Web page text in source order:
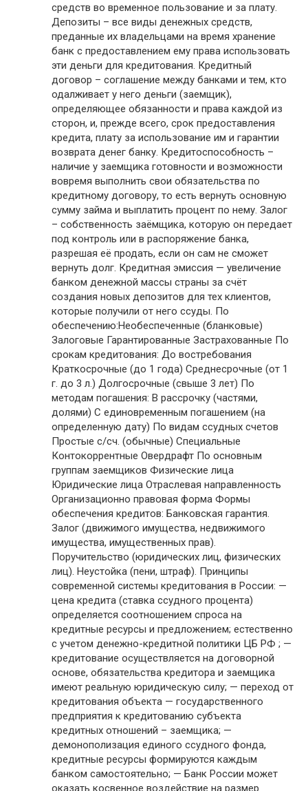
средств во временное пользование и за плату.
Депозиты – все виды денежных средств,
преданные их владельцами на время хранение
банк с предоставлением ему права использовать
эти деньги для кредитования. Кредитный
договор – соглашение между банками и тем, кто
одалживает у него деньги (заемщик),
определяющее обязанности и права каждой из
сторон, и, прежде всего, срок предоставления
кредита, плату за использование им и гарантии
возврата денег банку. Кредитоспособность –
наличие у заемщика готовности и возможности
вовремя выполнить свои обязательства по
кредитному договору, то есть вернуть основную
сумму займа и выплатить процент по нему. Залог
– собственность заёмщика, которую он передает
под контроль или в распоряжение банка,
разрешая её продать, если он сам не сможет
вернуть долг. Кредитная эмиссия — увеличение
банком денежной массы страны за счёт
создания новых депозитов для тех клиентов,
которые получили от него ссуды. По
обеспечению:Необеспеченные (бланковые)
Залоговые Гарантированные Застрахованные По
срокам кредитования: До востребования
Краткосрочные (до 1 года) Среднесрочные (от 1
г. до 3 л.) Долгосрочные (свыше 3 лет) По
методам погашения: В рассрочку (частями,
долями) С единовременным погашением (на
определенную дату) По видам ссудных счетов
Простые с/сч. (обычные) Специальные
Контокоррентные Овердрафт По основным
группам заемщиков Физические лица
Юридические лица Отраслевая направленность
Организационно правовая форма Формы
обеспечения кредитов: Банковская гарантия.
Залог (движимого имущества, недвижимого
имущества, имущественных прав).
Поручительство (юридических лиц, физических
лиц). Неустойка (пени, штраф). Принципы
современной системы кредитования в России: —
цена кредита (ставка ссудного процента)
определяется соотношением спроса на
кредитные ресурсы и предложением; естественно
с учетом денежно-кредитной политики ЦБ РФ ; —
кредитование осуществляется на договорной
основе, обязательства кредитора и заемщика
имеют реальную юридическую силу; — переход от
кредитования объекта — государственного
предприятия к кредитованию субъекта
кредитных отношений – заемщика; —
демонополизация единого ссудного фонда,
кредитные ресурсы формируются каждым
банком самостоятельно; — Банк России может
оказать косвенное воздействие на размер